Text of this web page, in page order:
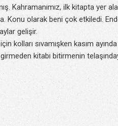
Kahramanımız, ilk kitapta yer
Konu olarak beni çok etkiledi.
gelişir.
için kolları sıvamışken kasım
kitabı bitirmenin